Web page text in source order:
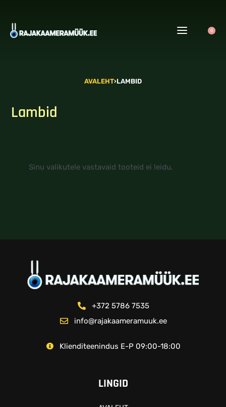
0
AVALEHT›LAMBID
Lambid
Sinu valikutele vastavaid tooteid ei leidu.
+372 5786 7535
info@rajakaameramuuk.ee
Klienditeenindus E-P 09:00-18:00
LINGID